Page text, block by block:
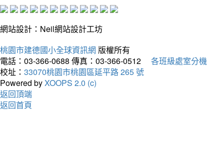
網站設計：Neil網站設計工坊
桃園市建德國小全球資訊網 版權所有
電話：03-366-0688 傳真：03-366-0512
各班級處室分機
校址： 33070桃園市桃園區延平路 265 號
Powered byXOOPS 2.0 (c)
返回頂端
返回首頁